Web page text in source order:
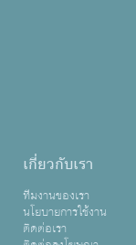
เกี่ยวกับเรา
ทีมงานของเรา
นโยบายการใช้งาน
ติดต่อเรา